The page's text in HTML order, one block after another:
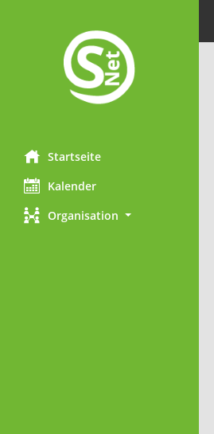
Startseite
Kalender
Organisation